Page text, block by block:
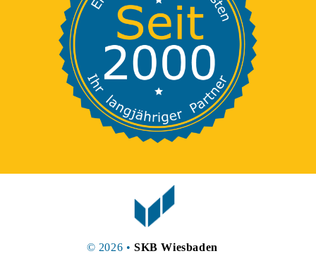
© 2026 • SKB Wiesbaden